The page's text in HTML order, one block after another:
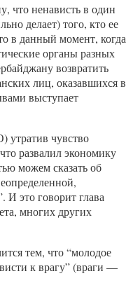
что ненависть в один
делает) того, кто ее
в данный момент, когда
органы разных
возвратить
лиц, оказавшихся в
выступает
чувство
развалил экономику
можем сказать об
И это говорит глава
многих других
тем, что “молодое
к врагу” (враги —